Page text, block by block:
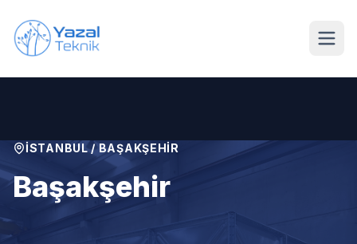
İSTANBUL/ BAŞAKŞEHIR
Başakşehir
Su Deposu Temizliği